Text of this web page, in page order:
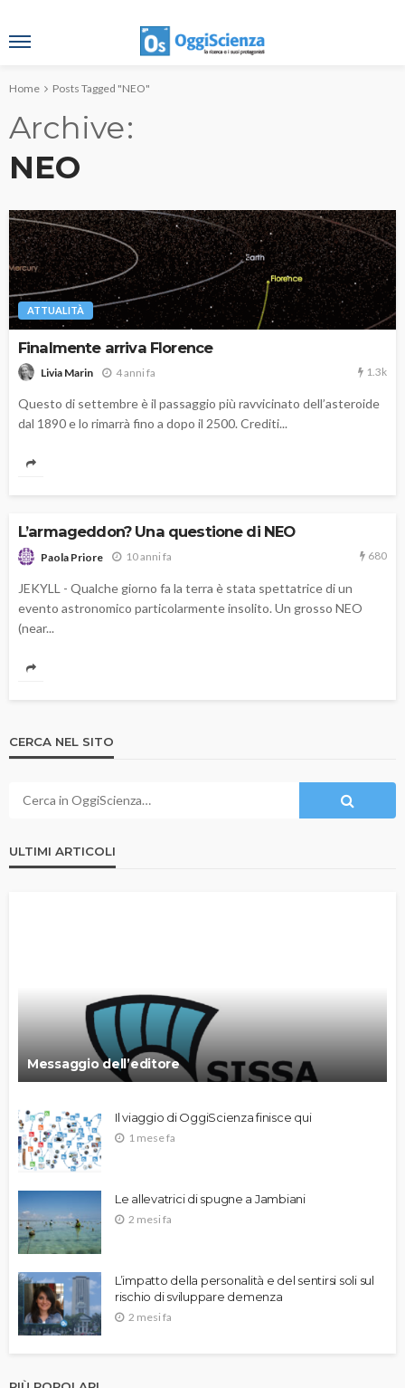
Home Posts Tagged "NEO"
Archive
NEO
ATTUALITÀ
Finalmente arriva Florence
Livia Marin 4 anni fa 1.3k
Questo di settembre è il passaggio più ravvicinato dell’asteroide
dal 1890 e lo rimarrà fino a dopo il 2500. Crediti...
L’armageddon? Una questione di NEO
Paola Priore 10 anni fa 680
JEKYLL - Qualche giorno fa la terra è stata spettatrice di un
evento astronomico particolarmente insolito. Un grosso NEO
(near...
CERCA NEL SITO
ULTIMI ARTICOLI
Messaggio dell’editore
Il viaggio di OggiScienza finisce qui
1 mese fa
Le allevatrici di spugne a Jambiani
2 mesi fa
L’impatto della personalità e del sentirsi soli sul
rischio di sviluppare demenza
2 mesi fa